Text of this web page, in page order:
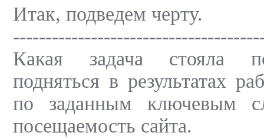
Итак, подведем черту.
Какая задача стояла
подняться в результатах
по заданным ключевым
посещаемость сайта.